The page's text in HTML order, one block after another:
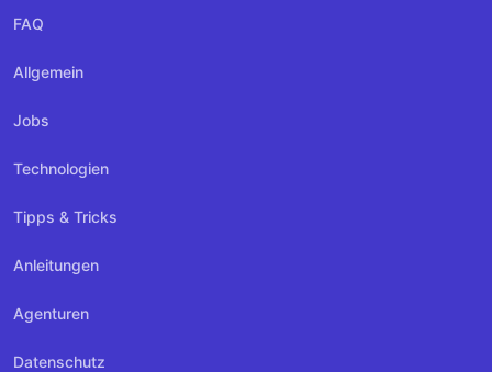
FAQ
Allgemein
Jobs
Technologien
Tipps & Tricks
Anleitungen
Agenturen
Datenschutz